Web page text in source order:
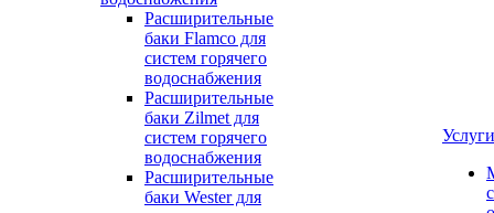
Расширительные
баки Flamco для
систем горячего
водоснабжения
Расширительные
баки Zilmet для
систем горячего
водоснабжения
Расширительные
баки Wester для
Услуги